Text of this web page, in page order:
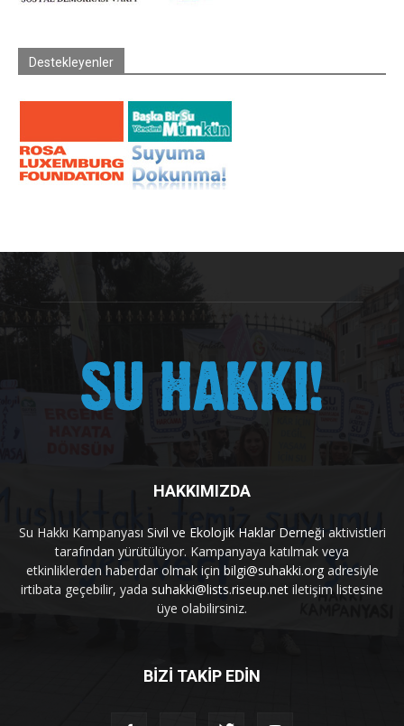
Destekleyenler
HAKKIMIZDA
Su Hakkı Kampanyası Sivil ve Ekolojik Haklar Derneği aktivistleri
tarafından yürütülüyor. Kampanyaya katılmak veya
etkinliklerden haberdar olmak için bilgi@suhakki.orgadresiyle
irtibata geçebilir, yada suhakki@lists.riseup.net iletişim listesine
üye olabilirsiniz.
BİZİ TAKİP EDİN